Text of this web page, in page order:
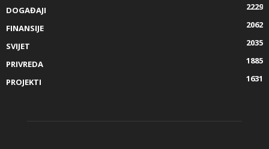
DOGAĐAJI
2229
FINANSIJE
2062
SVIJET
2035
PRIVREDA
1885
PROJEKTI
1631